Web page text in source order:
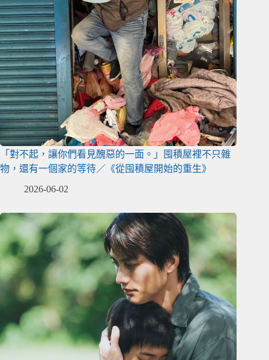
「對不起，讓你們看見醜惡的一面。」囤積屋裡不只雜
物，還有一個家的等待／《從囤積屋開始的重生》
2026-06-02